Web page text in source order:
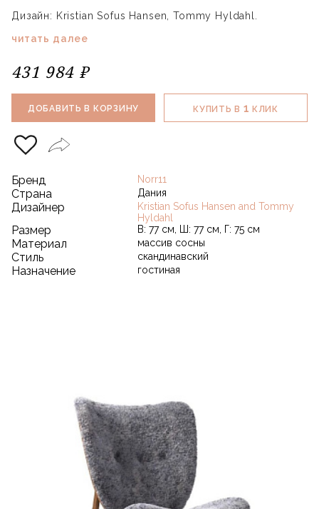
Дизайн: Kristian Sofus Hansen, Tommy Hyldahl.
читать далее
431 984 ₽
ДОБАВИТЬ В КОРЗИНУ КУПИТЬ В 1 КЛИК
Бренд Norr11
Страна Дания
Дизайнер
Kristian Sofus Hansen and Tommy
Hyldahl
Размер В: 77 см, Ш: 77 см, Г: 75 см
Материал массив сосны
Стиль скандинавский
Назначение гостиная